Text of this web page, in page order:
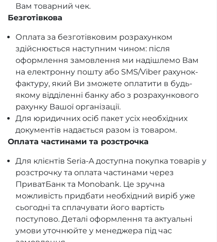
Вам товарний чек.
Безготівкова
Оплата за безготівковим розрахунком
здійснюється наступним чином: після
оформлення замовлення ми надішлемо Вам
на електронну пошту або SMS/Viber рахунок-
фактуру, який Ви зможете оплатити в будь-
якому відділенні банку або з розрахункового
рахунку Вашої організації.
Для юридичних осіб пакет усіх необхідних
документів надається разом із товаром.
Оплата частинами та розстрочка
Для клієнтів Seria-A доступна покупка товарів у
розстрочку та оплата частинами через
ПриватБанк та Monobank. Це зручна
можливість придбати необхідний виріб уже
сьогодні та сплачувати його вартість
поступово. Деталі оформлення та актуальні
умови уточнюйте у менеджера під час